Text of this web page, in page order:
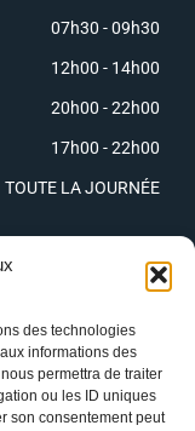
des technologies
informations des
permettra de traiter
ou les ID uniques
son consentement peut
07h30 - 09h30
12h00 - 14h00
20h00 - 22h00
17h00 - 22h00
TOUTE LA JOURNÉE